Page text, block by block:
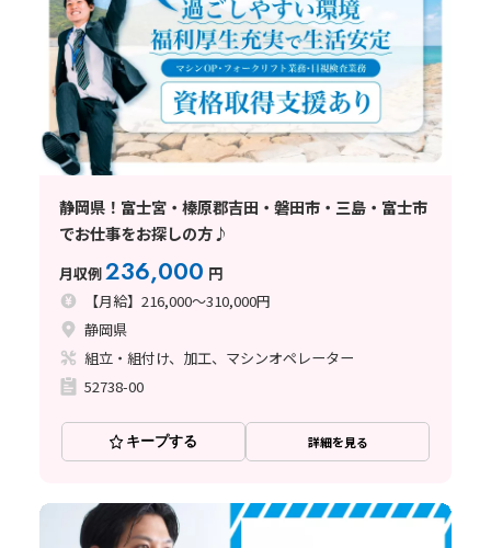
静岡県！富士宮・榛原郡吉田・磐田市・三島・富士市
でお仕事をお探しの方♪
月収例236,000 円
【月給】216,000～310,000円
静岡県
組立・組付け、加工、マシンオペレーター
52738-00
キープする 詳細を見る